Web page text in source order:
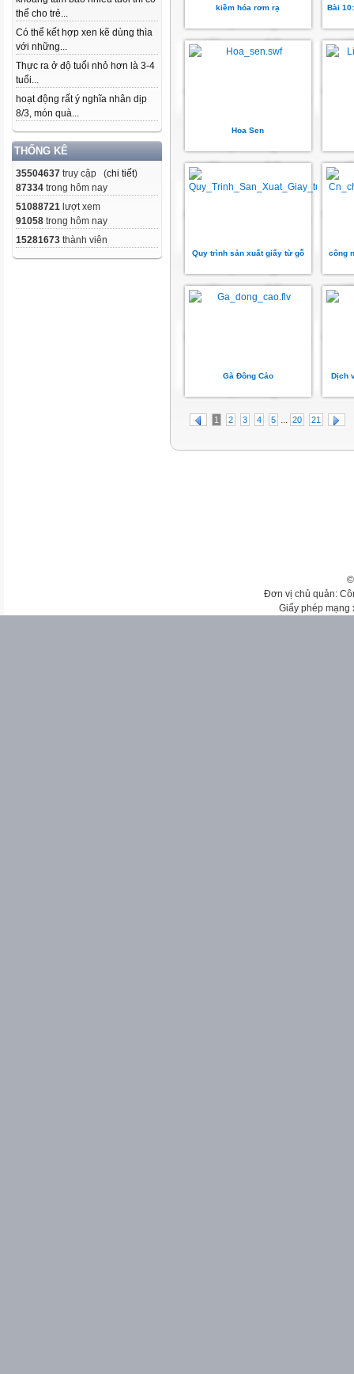
thể cho trẻ...
Có thể kết hợp xen kẽ dùng thìa
với những...
Thực ra ở độ tuổi nhỏ hơn là 3-4
tuổi...
hoạt động rất ý nghĩa nhân dịp
8/3, món quà...
THỐNG KÊ
35504637 truy cập (chi tiết)
87334 trong hôm nay
51088721 lượt xem
91058 trong hôm nay
15281673 thành viên
kiềm hóa rơm rạ Bài
Hoa Sen
Quy trình sản xuất giấy từ gỗ công
Gà Đông Cảo Dịch
1 2 3 4 5 ... 20 21
Đơn vị chủ quản:
Giấy phép mạng